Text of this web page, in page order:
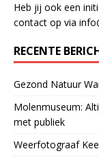
Heb jij ook een
contact op via
RECENTE
Gezond Natuur
Molenmuseum:
met publiek
Weerfotograaf